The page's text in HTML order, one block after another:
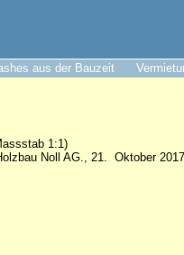
aus der Bauzeit
1:1)
Noll AG., 21. Oktober 2017.